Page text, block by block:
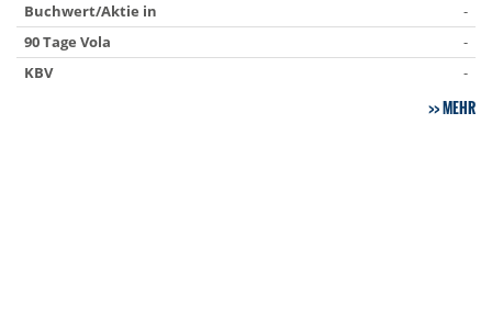
Buchwert/Aktie in
-
90 Tage Vola
-
KBV
-
MEHR